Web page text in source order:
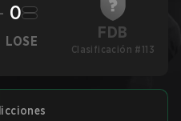
0
LOSE FDB
Clasificación #113